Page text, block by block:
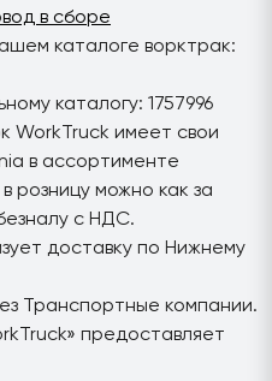
в сборе
каталоге ворктрак:
каталогу: 1757996
WorkTruck имеет свои
в ассортименте
розницу можно как за
с НДС.
доставку по Нижнему
Транспортные компании.
предоставляет